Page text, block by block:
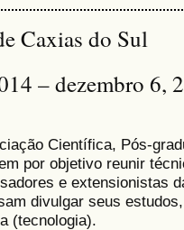
Caxias do Sul
– dezembro 6,
Científica, Pós-
por objetivo reunir
e extensionistas
divulgar seus
(tecnologia).